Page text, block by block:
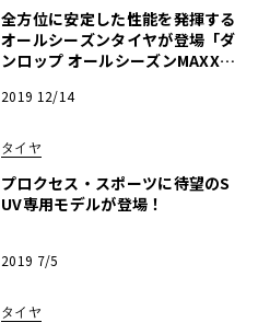
全方位に安定した性能を発揮する
オールシーズンタイヤが登場「ダ
ンロップ オールシーズンMAXX A
レス＆オールシーズンタイヤ・バ
2019 12/14
タイヤ
プロクセス・スポーツに待望のS
UV専用モデルが登場！
2019 7/5
タイヤ